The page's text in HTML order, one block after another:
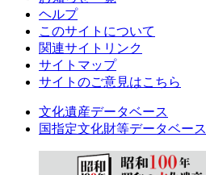
ヘルプ
このサイトについて
関連サイトリンク
サイトマップ
サイトのご意見はこちら
文化遺産データベース
国指定文化財等データベース